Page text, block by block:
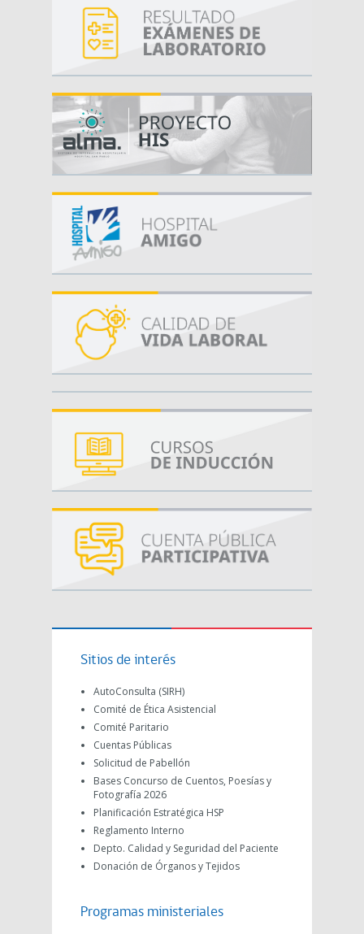
Sitios de interés
AutoConsulta (SIRH)
Comité de Ética Asistencial
Comité Paritario
Cuentas Públicas
Solicitud de Pabellón
Bases Concurso de Cuentos, Poesías y
Fotografía 2026
Planificación Estratégica HSP
Reglamento Interno
Depto. Calidad y Seguridad del Paciente
Donación de Órganos y Tejidos
Programas ministeriales